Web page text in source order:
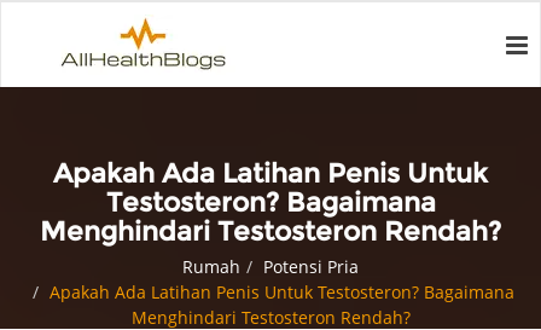
Apakah Ada Latihan Penis Untuk
Testosteron? Bagaimana
Menghindari Testosteron Rendah?
Rumah
Potensi Pria
Apakah Ada Latihan Penis Untuk Testosteron? Bagaimana
Menghindari Testosteron Rendah?